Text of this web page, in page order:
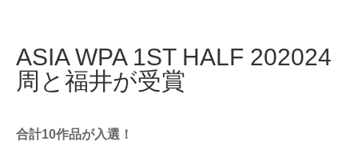
ASIA WPA 1ST HALF 202024
周と福井が受賞
合計10作品が入選！